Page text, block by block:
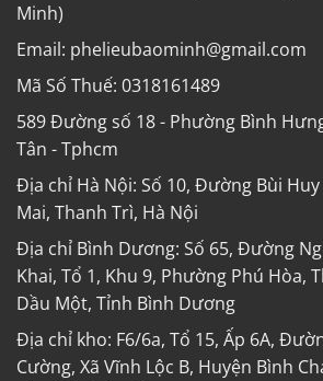
Minh)
Email: phelieubaominh@gmail.com
Mã Số Thuế: 0318161489
589 Đường số 18 - Phường Bình
Tân - Tphcm
Địa chỉ Hà Nội: Số 10, Đường Bùi
Mai, Thanh Trì, Hà Nội
Địa chỉ Bình Dương: Số 65, Đường
Khai, Tổ 1, Khu 9, Phường Phú Hòa,
Dầu Một, Tỉnh Bình Dương
Địa chỉ kho: F6/6a, Tổ 15, Ấp 6A,
Cường, Xã Vĩnh Lộc B, Huyện Bình